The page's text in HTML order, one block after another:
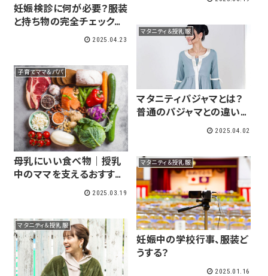
妊娠検診に何が必要？服装
と持ち物の完全チェックリ
スト【初めてでも安心】2025.04.23
マタニティ＆授乳服
マタニティパジャマとは？
普通のパジャマとの違い
2025.04.02
子育てママ＆パパ
母乳にいい食べ物｜授乳
中のママを支えるおすすめ
2025.03.19
マタニティ＆授乳服
妊娠中の学校行事、服装ど
うする？
2025.01.16
マタニティ＆授乳服